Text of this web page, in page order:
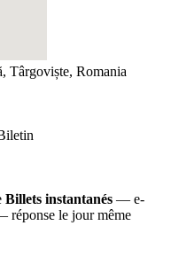
Târgoviște, Romania
Billets instantanés — e-
réponse le jour même